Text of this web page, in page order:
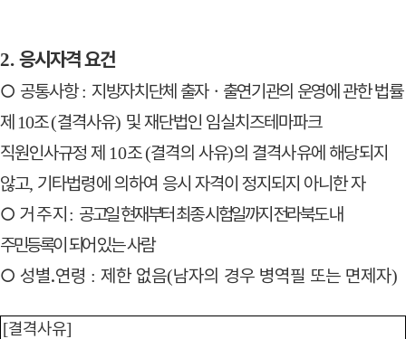
2. 응시자격 요건
○ 공통사항: 지방자치단체 출자ㆍ 출연기관의 운영에 관한 법률
제 10조(결격사유) 및 재단법인 임실치즈테마파크
직원인사규정 제 10조(결격의 사유)의 결격사유에 해당되지
않고, 기타법령에 의하여 응시 자격이 정지되지 아니한 자
○ 거 주 지 : 공고일 현재부터 최종 시험일까지 전라북도 내
주민등록이 되어있는 사람
○ 성별․연령 : 제한 없음(남자의 경우 병역필 또는 면제자)
[결격사유]